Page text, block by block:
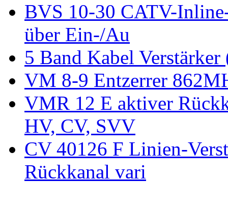
BVS 10-30 CATV-
über Ein-/Au
5 Band Kabel Verstärker
VM 8-9 Entzerrer
VMR 12 E aktiver
HV, CV, SVV
CV 40126 F Linien-
Rückkanal vari